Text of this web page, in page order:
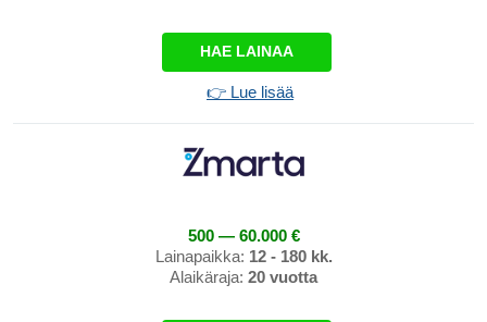
HAE LAINAA
👉 Lue lisää
500 — 60.000 €
Lainapaikka: 12 - 180 kk.
Alaikäraja: 20 vuotta